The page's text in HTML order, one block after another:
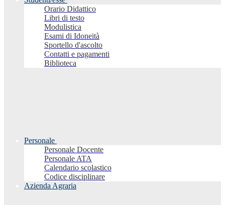
Orario Didattico
Libri di testo
Modulistica
Esami di Idoneità
Sportello d'ascolto
Contatti e pagamenti
Biblioteca
Personale
Personale Docente
Personale ATA
Calendario scolastico
Codice disciplinare
Azienda Agraria